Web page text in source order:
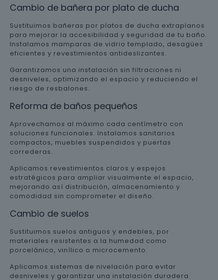
Cambio de bañera por plato de ducha
Sustituimos bañeras por platos de ducha extraplanos
para mejorar la accesibilidad y seguridad de tu baño.
Instalamos mamparas de vidrio templado, desagües
eficientes y revestimientos antideslizantes.
Garantizamos una instalación sin filtraciones ni
desniveles, optimizando el espacio y reduciendo el
riesgo de resbalones.
Reforma de baños pequeños
Aprovechamos al máximo cada centímetro con
soluciones funcionales. Instalamos sanitarios
compactos, muebles suspendidos y puertas
correderas.
Aplicamos revestimientos claros y espejos
estratégicos para ampliar visualmente el espacio,
mejorando así distribución, almacenamiento y
comodidad sin comprometer el diseño.
Cambio de suelos
Sustituimos suelos antiguos y endebles, por
materiales resistentes a la humedad como
porcelánico, vinílico o microcemento.
Aplicamos sistemas de nivelación para evitar
desniveles y garantizar una instalación duradera.